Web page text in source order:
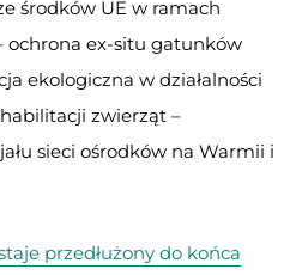
środków UE w ramach
ochrona ex-situ gatunków
ekologiczna w działalności
zwierząt –
sieci ośrodków na Warmii i
przedłużony do końca